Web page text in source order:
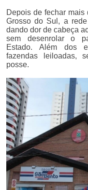
Depois de fechar
Grosso do Sul, a
dando dor de cabeça
sem desenrolar o
Estado. Além dos
fazendas leiloadas,
posse.